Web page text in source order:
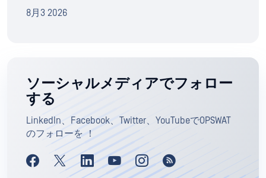
8月3 2026
ソーシャルメディアでフォロー
する
LinkedIn、Facebook、Twitter、YouTubeでOPSWAT
のフォローを ！